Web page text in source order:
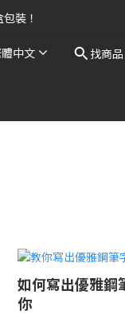
貨，敬請見諒。
裝！
貨，敬請見諒。
中文 找商品
如何寫出優雅鋼
你